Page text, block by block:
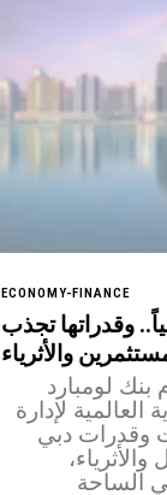
ECONOMY-FINANCE
وقدراتها تجذب
والأثرياء
بنك لومبارد
لإدارة
وقدرات دبي
الساحة